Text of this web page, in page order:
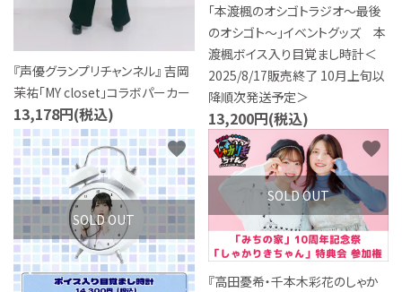
『声優グランプリチャンネル』 吉岡
茉祐「MY closet」コラボパーカー
13,178円(税込)
「本渡楓のオシゴトラジオ～最後
のオシゴト～」イベントグッズ 本
渡楓ボイス入り目覚まし時計＜
2025/8/17販売終了 10月上旬以
降順次発送予定＞
13,200円(税込)
SOLD OUT
favorite
SOLD OUT
『高田憂希・千本木彩花のしゃか
favorite